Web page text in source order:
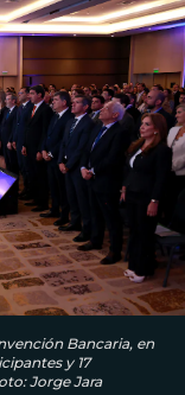
Bancaria, en
y 17
Jorge Jara